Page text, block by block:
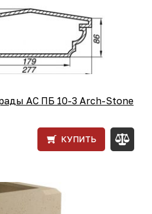
АС ПБ 10-3 Arch-Stone
КУПИТЬ